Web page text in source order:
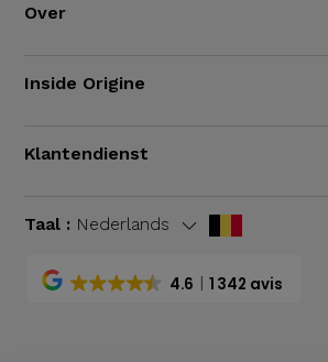
Over
Inside Origine
Klantendienst
Taal : Nederlands
4.6 1 342 avis